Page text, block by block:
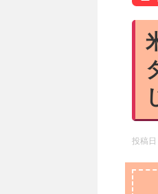
投稿日